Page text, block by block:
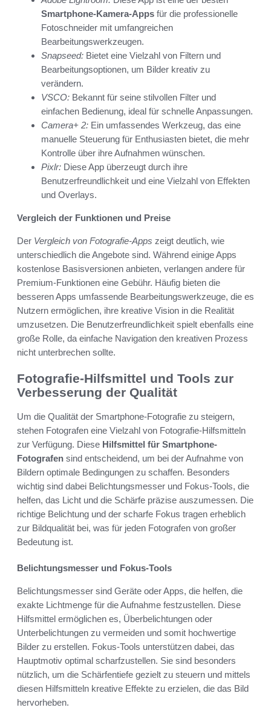
Smartphone-Kamera-Apps für die professionelle
Fotoschneider mit umfangreichen
Bearbeitungswerkzeugen.
Snapseed: Bietet eine Vielzahl von Filtern und
Bearbeitungsoptionen, um Bilder kreativ zu
verändern.
VSCO: Bekannt für seine stilvollen Filter und
einfachen Bedienung, ideal für schnelle Anpassungen.
Camera+ 2: Ein umfassendes Werkzeug, das eine
manuelle Steuerung für Enthusiasten bietet, die mehr
Kontrolle über ihre Aufnahmen wünschen.
Pixlr: Diese App überzeugt durch ihre
Benutzerfreundlichkeit und eine Vielzahl von Effekten
und Overlays.
Vergleich der Funktionen und Preise
Der Vergleich von Fotografie-Apps zeigt deutlich, wie
unterschiedlich die Angebote sind. Während einige Apps
kostenlose Basisversionen anbieten, verlangen andere für
Premium-Funktionen eine Gebühr. Häufig bieten die
besseren Apps umfassende Bearbeitungswerkzeuge, die es
Nutzern ermöglichen, ihre kreative Vision in die Realität
umzusetzen. Die Benutzerfreundlichkeit spielt ebenfalls eine
große Rolle, da einfache Navigation den kreativen Prozess
nicht unterbrechen sollte.
Fotografie-Hilfsmittel und Tools zur
Verbesserung der Qualität
Um die Qualität der Smartphone-Fotografie zu steigern,
stehen Fotografen eine Vielzahl von Fotografie-Hilfsmitteln
zur Verfügung. Diese Hilfsmittel für Smartphone-
Fotografen sind entscheidend, um bei der Aufnahme von
Bildern optimale Bedingungen zu schaffen. Besonders
wichtig sind dabei Belichtungsmesser und Fokus-Tools, die
helfen, das Licht und die Schärfe präzise auszumessen. Die
richtige Belichtung und der scharfe Fokus tragen erheblich
zur Bildqualität bei, was für jeden Fotografen von großer
Bedeutung ist.
Belichtungsmesser und Fokus-Tools
Belichtungsmesser sind Geräte oder Apps, die helfen, die
exakte Lichtmenge für die Aufnahme festzustellen. Diese
Hilfsmittel ermöglichen es, Überbelichtungen oder
Unterbelichtungen zu vermeiden und somit hochwertige
Bilder zu erstellen. Fokus-Tools unterstützen dabei, das
Hauptmotiv optimal scharfzustellen. Sie sind besonders
nützlich, um die Schärfentiefe gezielt zu steuern und mittels
diesen Hilfsmitteln kreative Effekte zu erzielen, die das Bild
hervorheben.